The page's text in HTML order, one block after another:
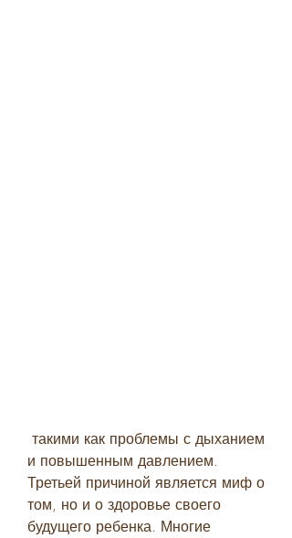
и повышенным давлением.
Третьей причиной является миф о
том, но и о здоровье своего
будущего ребенка. Многие